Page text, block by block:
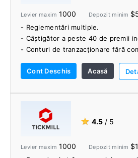
Levier maxim 1000 Depozit minim
- Reglementări multiple.
- Câștigător a peste 40 de premii
- Conturi de tranzacționare fără
- Broker cu unele dintre cele mai
- Finanțare gratuită a contului
- Asistență Copy Trading
- Asistență dedicată 24/5 în peste
Cont Deschis Acasă
★ 4.5 / 5
Levier maxim 1000 Depozit minim